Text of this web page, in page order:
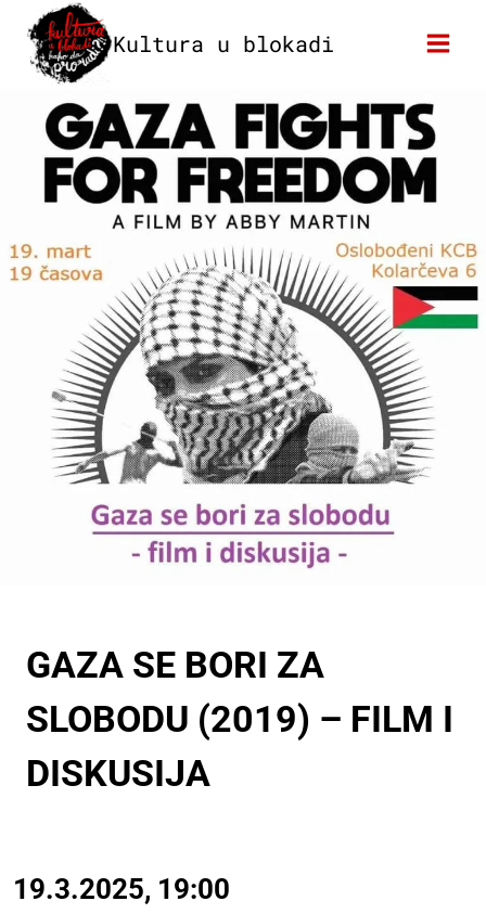
content
Kultura u blokadi
GAZA SE BORI ZA
SLOBODU (2019) – FILM I
DISKUSIJA
19.3.2025, 19:00